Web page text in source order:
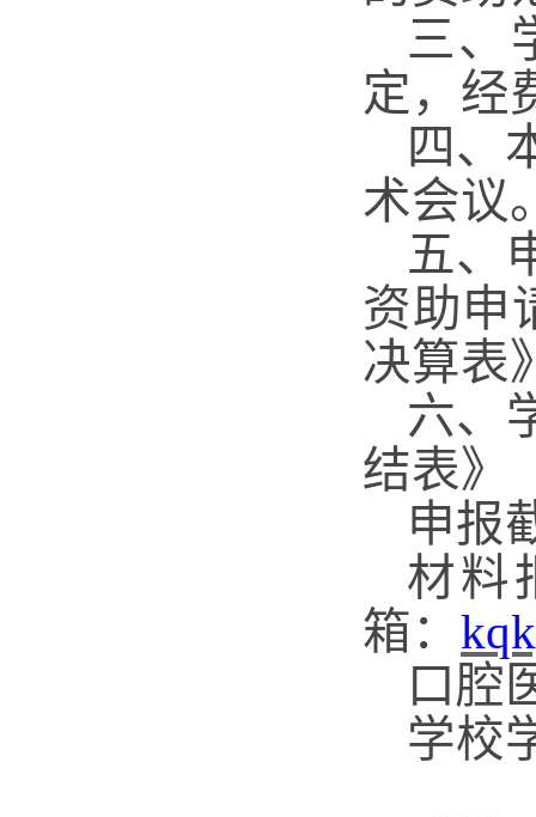
三、
定，经
四、
术会议
五、
资助申
决算表
六、
结表》
申报
材料
箱：
口腔
学校